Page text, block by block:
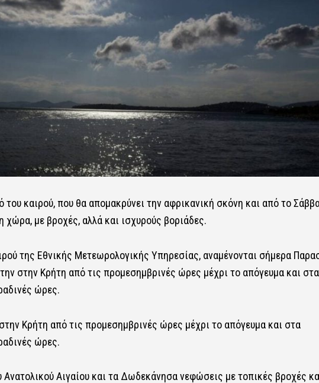
του καιρού, που θα απομακρύνει την αφρικανική σκόνη και από το
χώρα, με βροχές, αλλά και ισχυρούς βοριάδες.
της Εθνικής Μετεωρολογικής Υπηρεσίας, αναμένονται σήμερα
στην Κρήτη από τις προμεσημβρινές ώρες μέχρι το απόγευμα και στα
ώρες.
Κρήτη από τις προμεσημβρινές ώρες μέχρι το απόγευμα και στα
ώρες.
Ανατολικού Αιγαίου και τα Δωδεκάνησα νεφώσεις με τοπικές βροχές